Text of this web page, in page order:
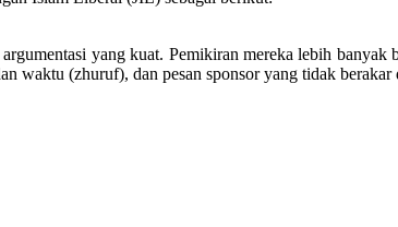
yang kuat. Pemikiran mereka lebih
waktu (zhuruf), dan pesan sponsor yang tidak